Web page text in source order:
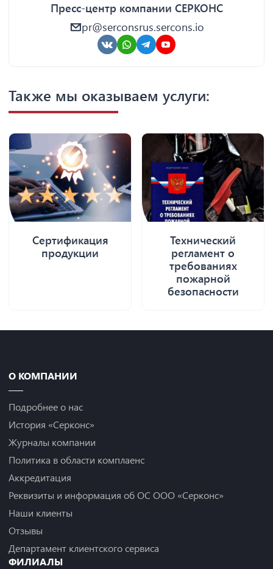
Пресс-центр компании СЕРКОНС
pr@serconsrus.sercons.io
Также мы оказываем услуги:
Сертификация
продукции
Технический
регламент о
требованиях
пожарной
безопасности
О КОМПАНИИ
Подробнее о нас
История «Серконс»
Журналы компании
Политика в области комплаенс
Аккредитация
Реквизиты и информация об ОС ООО «Серконс»
Наши клиенты
Отзывы
Департамент клиентского сервиса
ФИЛИАЛЫ